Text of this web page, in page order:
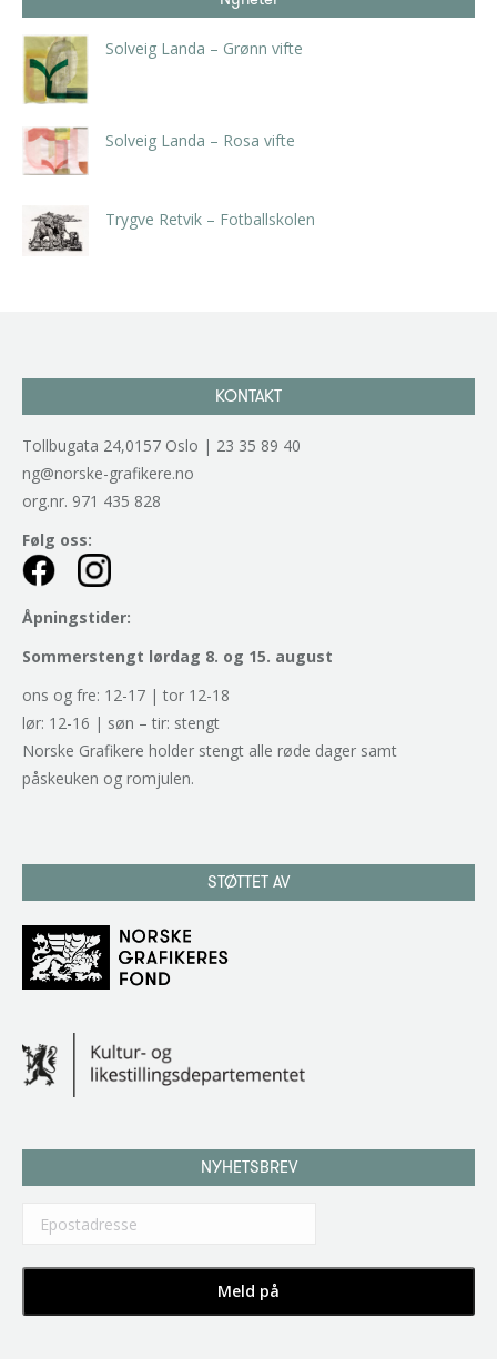
Solveig Landa – Grønn vifte
Solveig Landa – Rosa vifte
Trygve Retvik – Fotballskolen
KONTAKT
Tollbugata 24,0157 Oslo | 23 35 89 40
ng@norske-grafikere.no
org.nr. 971 435 828
Følg oss:
Åpningstider:
Sommerstengt lørdag 8. og 15. august
ons og fre: 12-17 | tor 12-18
lør: 12-16 | søn – tir: stengt
Norske Grafikere holder stengt alle røde dager samt
påskeuken og romjulen.
STØTTET AV
NYHETSBREV